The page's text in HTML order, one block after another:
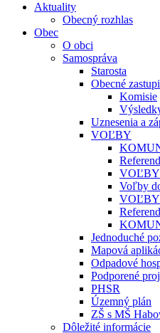
Aktuality
Obecný rozhlas
Obec
O obci
Samospráva
Starosta
Obecné
Komisie
Uznesenia a
VOĽBY
VOĽBY
Voľby
VOĽBY
Jednoduché
Mapová
Odpadové
Podporené
PHSR
Územný plán
ZŠ s MŠ
Dôležité informácie